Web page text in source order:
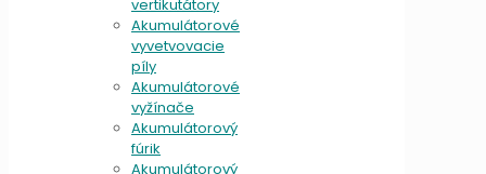
vertikutátory
Akumulátorové
vyvetvovacie
píly
Akumulátorové
vyžínače
Akumulátorový
fúrik
Akumulátorový